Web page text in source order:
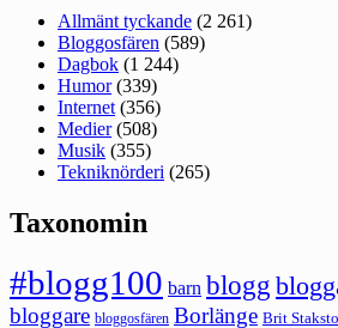
Allmänt tyckande (2 261)
Bloggosfären (589)
Dagbok (1 244)
Humor(339)
Internet (356)
Medier(508)
Musik (355)
Tekniknörderi (265)
Taxonomin
#blogg100 barn blogg
bloggare bloggosfären Borlänge Brit